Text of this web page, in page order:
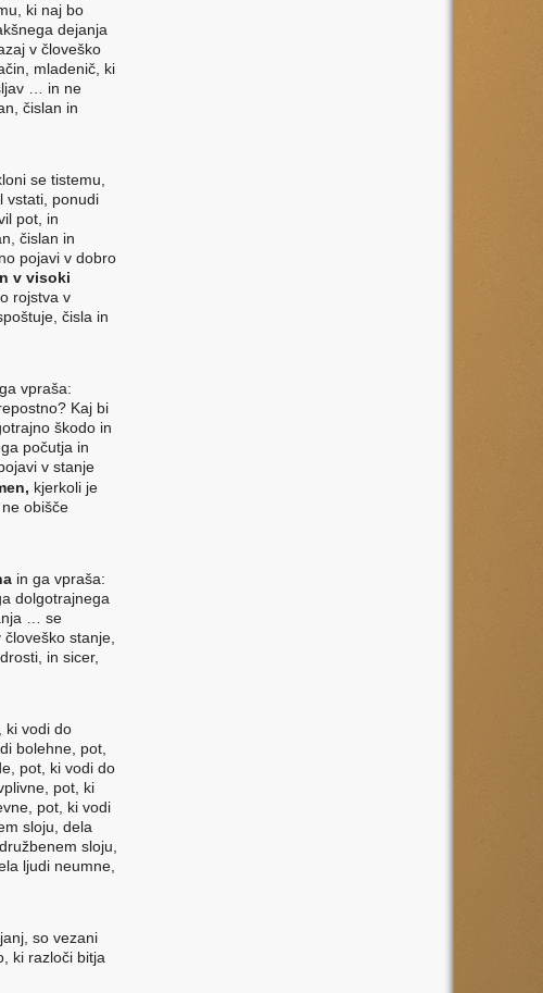
ki naj bo
dejanja
v človeško
mladenič, ki
… in ne
čislan in
se tistemu,
vstati, ponudi
pot, in
čislan in
pojavi v dobro
v visoki
rojstva v
čisla in
vpraša:
Kaj bi
škodo in
počutja in
v stanje
kjerkoli je
obišče
in ga vpraša:
dolgotrajnega
… se
stanje,
in sicer,
ki vodi do
bolehne, pot,
pot, ki vodi do
pot, ki
pot, ki vodi
sloju, dela
sloju,
ljudi neumne,
so vezani
ki razloči bitja